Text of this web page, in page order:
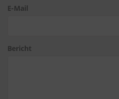
E-Mail
Bericht